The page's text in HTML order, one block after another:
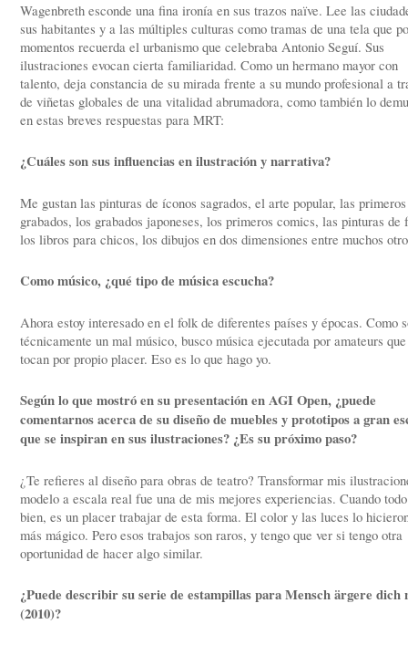
Wagenbreth esconde una fina ironía en sus trazos naïve. Lee las
sus habitantes y a las múltiples culturas como tramas de una tela que
momentos recuerda el urbanismo que celebraba Antonio Seguí. Sus
ilustraciones evocan cierta familiaridad. Como un hermano mayor con
talento, deja constancia de su mirada frente a su mundo profesional a
de viñetas globales de una vitalidad abrumadora, como también lo
en estas breves respuestas para MRT:
¿Cuáles son sus influencias en ilustración y narrativa?
Me gustan las pinturas de íconos sagrados, el arte popular, las primeros
grabados, los grabados japoneses, los primeros comics, las pinturas de
los libros para chicos, los dibujos en dos dimensiones entre muchos
Como músico, ¿qué tipo de música escucha?
Ahora estoy interesado en el folk de diferentes países y épocas. Como
técnicamente un mal músico, busco música ejecutada por amateurs
tocan por propio placer. Eso es lo que hago yo.
Según lo que mostró en su presentación en AGI Open, ¿puede
comentarnos acerca de su diseño de muebles y prototipos a gran
que se inspiran en sus ilustraciones? ¿Es su próximo paso?
¿Te refieres al diseño para obras de teatro? Transformar mis
modelo a escala real fue una de mis mejores experiencias. Cuando
bien, es un placer trabajar de esta forma. El color y las luces lo
más mágico. Pero esos trabajos son raros, y tengo que ver si tengo otra
oportunidad de hacer algo similar.
¿Puede describir su serie de estampillas para Mensch ärgere dich
(2010)?